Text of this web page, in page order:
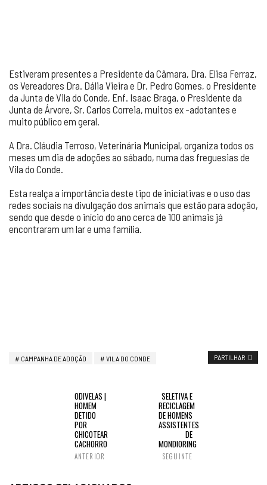
Estiveram presentes a Presidente da Câmara, Dra. Elisa Ferraz,
os Vereadores Dra. Dália Vieira e Dr. Pedro Gomes, o Presidente
da Junta de Vila do Conde, Enf. Isaac Braga, o Presidente da
Junta de Árvore, Sr. Carlos Correia, muitos ex -adotantes e
muito público em geral.
A Dra. Cláudia Terroso, Veterinária Municipal, organiza todos os
meses um dia de adoções ao sábado, numa das freguesias de
Vila do Conde.
Esta realça a importância deste tipo de iniciativas e o uso das
redes sociais na divulgação dos animais que estão para adoção,
sendo que desde o início do ano cerca de 100 animais já
encontraram um lar e uma família.
CAMPANHA DE ADOÇÃO VILA DO CONDE PARTILHAR
ODIVELAS |
HOMEM
DETIDO
POR
CHICOTEAR
CACHORRO
ANTERIOR
SELETIVA E
RECICLAGEM
DE HOMENS
ASSISTENTES
DE
MONDIORING
SEGUINTE